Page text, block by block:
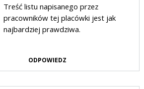
Treść listu napisanego przez
pracowników tej placówki jest jak
najbardziej prawdziwa.
ODPOWIEDZ